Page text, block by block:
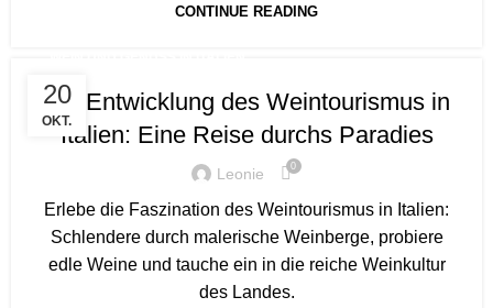
CONTINUE READING
20
OKT.
Die Entwicklung des Weintourismus in
Italien: Eine Reise durchs Paradies
Leonie 0
Erlebe die Faszination des Weintourismus in Italien:
Schlendere durch malerische Weinberge, probiere
edle Weine und tauche ein in die reiche Weinkultur
des Landes.